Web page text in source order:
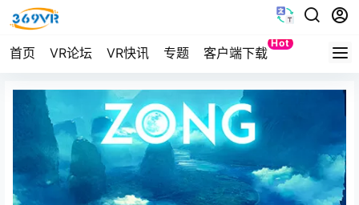
首页 VR论坛 VR快讯 专题 客户端下载
Hot
Quest